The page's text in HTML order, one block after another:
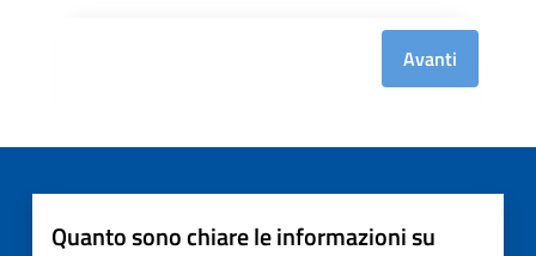
Avanti
Quanto sono chiare le informazioni su